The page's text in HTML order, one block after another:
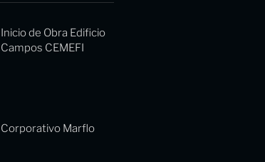
Inicio de Obra Edificio
Campos CEMEFI
Corporativo Marflo